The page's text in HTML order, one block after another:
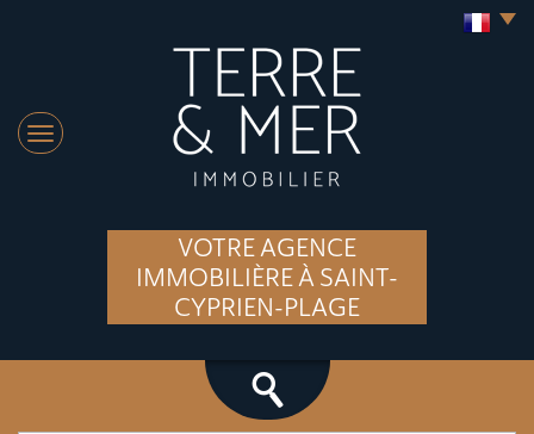
VOTRE AGENCE
IMMOBILIÈRE À SAINT-
CYPRIEN-PLAGE